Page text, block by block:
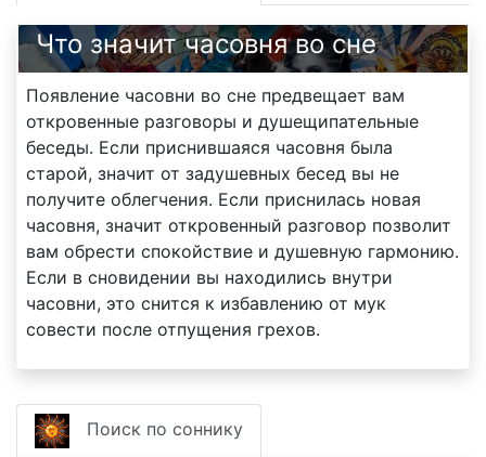
Что значит часовня во сне
Появление часовни во сне предвещает вам
откровенные разговоры и душещипательные
беседы. Если приснившаяся часовня была
старой, значит от задушевных бесед вы не
получите облегчения. Если приснилась новая
часовня, значит откровенный разговор позволит
вам обрести спокойствие и душевную гармонию.
Если в сновидении вы находились внутри
часовни, это снится к избавлению от мук
совести после отпущения грехов.
Поиск по соннику